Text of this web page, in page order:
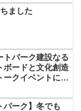
ました
トパーク建設なる
ードと文化創造
ークイベントに参
パーク】冬でも